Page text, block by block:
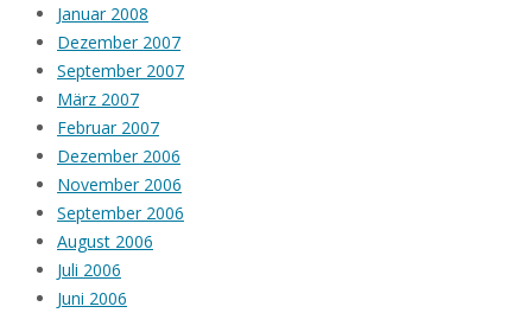
Januar 2008
Dezember 2007
September 2007
März 2007
Februar 2007
Dezember 2006
November 2006
September 2006
August 2006
Juli 2006
Juni 2006